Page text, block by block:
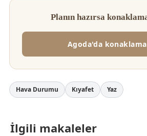
Planın hazırsa
Agoda'da
Hava Durumu Kıyafet Yaz
İlgili makaleler